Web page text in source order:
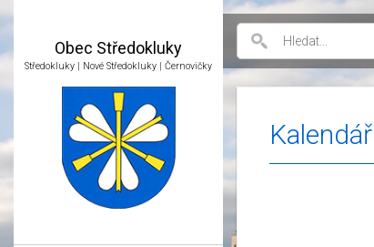
Obec Středokluky
Středokluky | Nové Středokluky | Černovičky